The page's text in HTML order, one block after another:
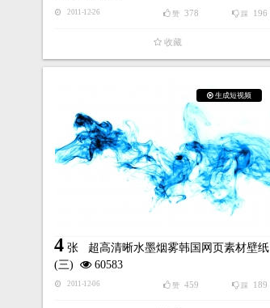
2011-12-26 踩 196
赞 378
收藏
生成短视频
4张 超高清晰水墨烟雾韩国网页素材壁纸
(三)
60583
2011-12-06 踩 189
赞 459